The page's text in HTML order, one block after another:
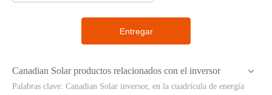
Entregar
Canadian Solar productos relacionados con el inversor
Palabras clave: Canadian Solar inversor, en la cuadrícula de energía